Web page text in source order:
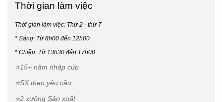
*Chiều: Từ 13h30 đến 17h00
⭐SX theo yêu cầu
⭐2 xưởng Sản xuất
⭐Cúp Kỷ niệm chương
☎️Zalo:090.146.0008